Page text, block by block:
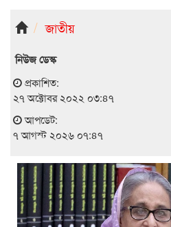
জাতীয়
নিউজ ডেস্ক
প্রকাশিত:
২৭ অক্টোবর ২০২২ ০৩:৪৭
আপডেট:
৭ আগস্ট ২০২৬ ০৭:৪৭